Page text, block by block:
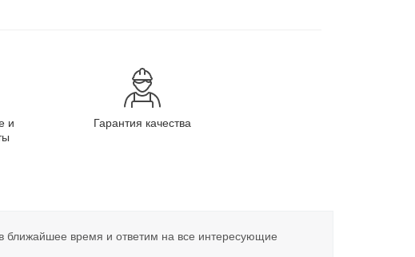
и
Гарантия качества
время и ответим на все интересующие